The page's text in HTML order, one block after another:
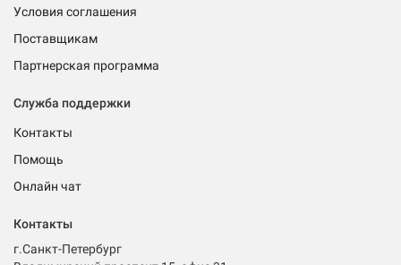
Условия соглашения
Поставщикам
Партнерская программа
Служба поддержки
Контакты
Помощь
Онлайн чат
Контакты
г.Санкт-Петербург